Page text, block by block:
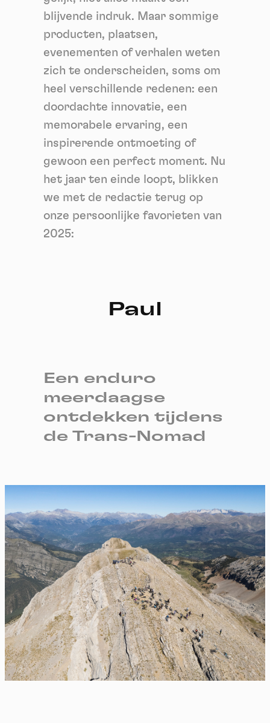
blijvende indruk. Maar sommige
producten, plaatsen,
evenementen of verhalen weten
zich te onderscheiden, soms om
heel verschillende redenen: een
doordachte innovatie, een
memorabele ervaring, een
inspirerende ontmoeting of
gewoon een perfect moment. Nu
het jaar ten einde loopt, blikken
we met de redactie terug op
onze persoonlijke favorieten van
2025:
Paul
Een enduro
meerdaagse
ontdekken tijdens
de Trans-Nomad